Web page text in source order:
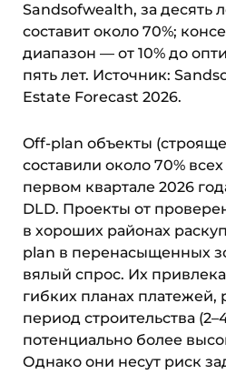
Sandsofwealth, за десять
составит около 70%;
диапазон — от 10% до
пять лет. Источник:
Estate Forecast 2026.
Off-plan объекты
составили около 70%
первом квартале 2026
DLD. Проекты от
в хороших районах
plan в перенасыщенных
вялый спрос. Их
гибких планах платежей,
период строительства
потенциально более
Однако они несут риск